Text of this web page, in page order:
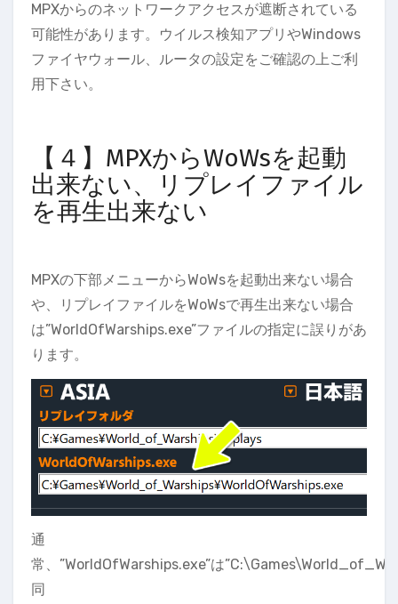
MPXからのネットワークアクセスが遮断されている
可能性があります。ウイルス検知アプリやWindows
ファイヤウォール、ルータの設定をご確認の上ご利
用下さい。
【４】MPXからWoWsを起動
出来ない、リプレイファイル
を再生出来ない
MPXの下部メニューからWoWsを起動出来ない場合
や、リプレイファイルをWoWsで再生出来ない場合
は”WorldOfWarships.exe”ファイルの指定に誤りがあ
ります。
通
常、”WorldOfWarships.exe”は
同